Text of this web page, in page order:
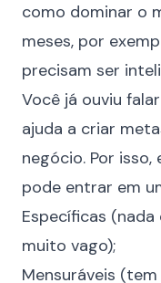
como dominar o
meses, por
precisam ser
Você já ouviu
ajuda a criar
negócio. Por
pode entrar em
Específicas (nada
muito vago);
Mensuráveis